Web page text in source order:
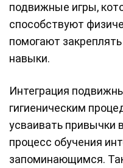
подвижные игры,
способствуют
помогают
навыки.
Интеграция
гигиеническим
усваивать привычки
процесс обучения
запоминающимся.